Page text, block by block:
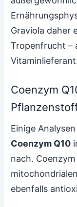
Graviola daher
Tropenfrucht –
Coenzym
Einige
Coenzym Q10
nach.
ebenfalls